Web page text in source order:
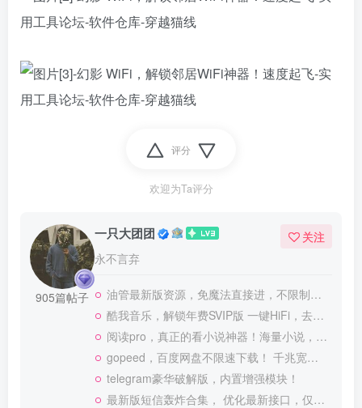
评分
欢迎为Ta评分
905篇帖子
一只大团团
永不言弃
关注
油管最新版资源，免魔法直接进，不限制观看！
酷我音乐，解锁年费SVIP版 一键HiFi，去广告 免登录
阅读pro，真正的看小说神器！海量小说，可涩涩！
gopeed，百度网盘不限速下载！ 千兆宽带也可以跑满
telegram豪华破解版，内置增强模块！
最新版短信轰炸合集， 优化最新接口，仅供测试使用